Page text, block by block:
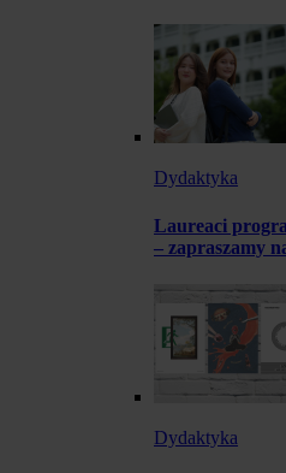
Dydaktyka
Laureaci
– zapraszamy
Dydaktyka